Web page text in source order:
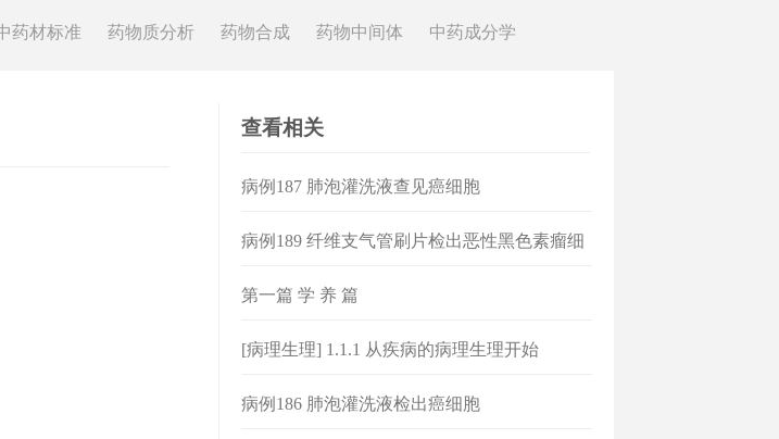
药材标准 药物质分析 药物合成 药物中间体 中药成分学
查看相关
病例187 肺泡灌洗液查见癌细胞
病例189 纤维支气管刷片检出恶性黑色素瘤细
第一篇 学 养 篇
[病理生理] 1.1.1 从疾病的病理生理开始
病例186 肺泡灌洗液检出癌细胞